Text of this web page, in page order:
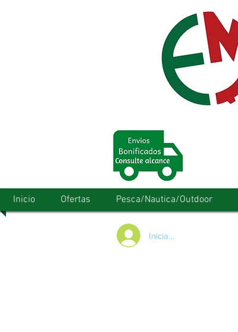
Inicio Ofertas Pesca/Nautica/Outdoor
Iniciar/Registrarse